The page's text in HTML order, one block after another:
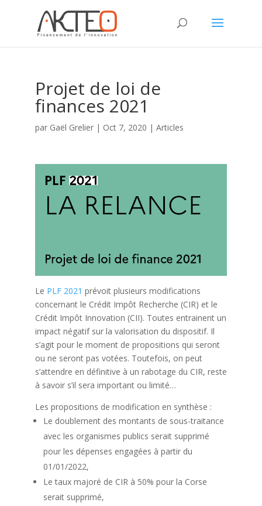
Projet de loi de
finances 2021
par Gaël Grelier| Oct 7, 2020 | Articles
Le PLF 2021 prévoit plusieurs modifications
concernant le Crédit Impôt Recherche (CIR) et le
Crédit Impôt Innovation (CII). Toutes entrainent un
impact négatif sur la valorisation du dispositif. Il
s’agit pour le moment de propositions qui seront
ou ne seront pas votées. Toutefois, on peut
s’attendre en définitive à un rabotage du CIR, reste
à savoir s’il sera important ou limité…
Les propositions de modification en synthèse :
Le doublement des montants de sous-traitance
avec les organismes publics serait supprimé
pour les dépenses engagées à partir du
01/01/2022,
Le taux majoré de CIR à 50% pour la Corse
serait supprimé,